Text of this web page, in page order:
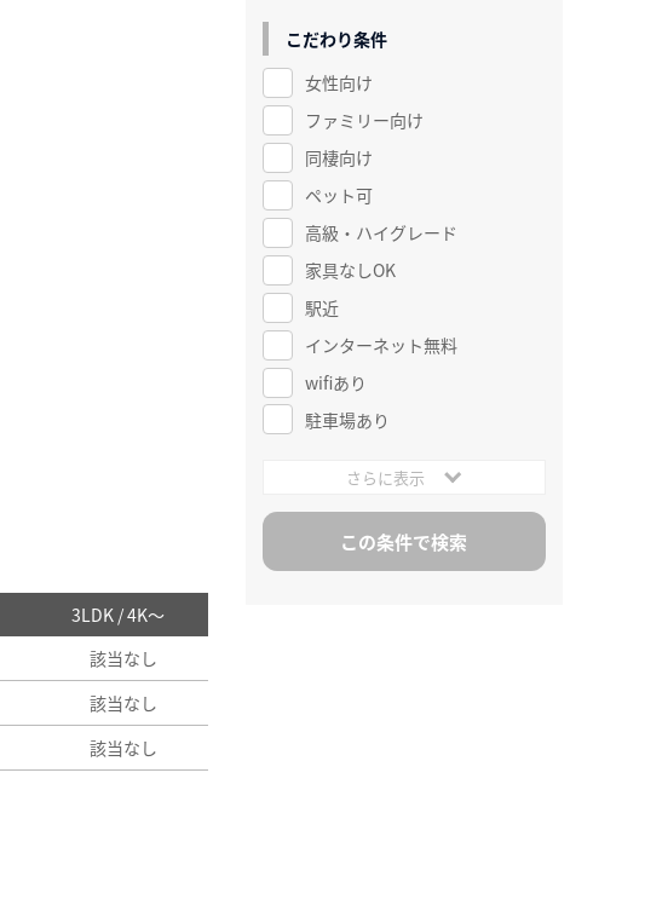
3LDK / 4K～
該当なし
該当なし
該当なし
こだわり条件
女性向け
ファミリー向け
同棲向け
ペット可
高級・ハイグレード
家具なしOK
駅近
インターネット無料
wifiあり
駐車場あり
さらに表示